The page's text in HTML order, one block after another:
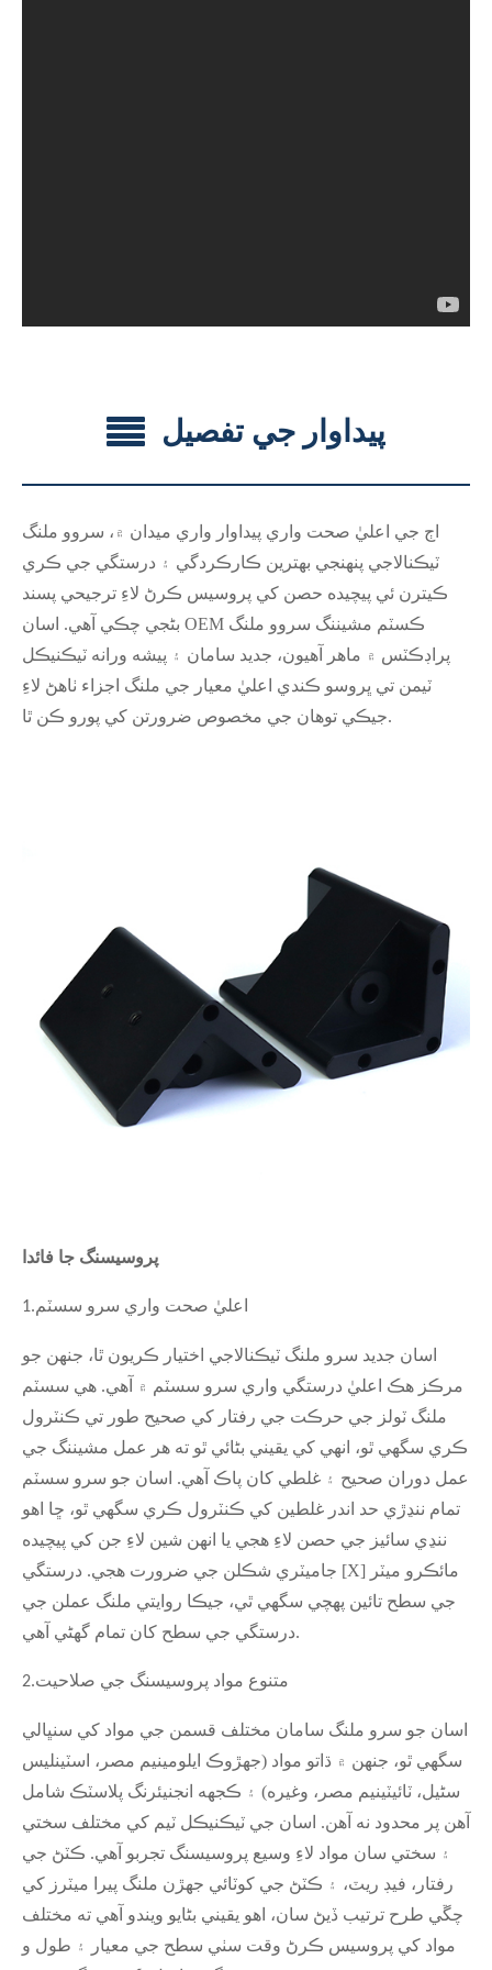
پيداوار جي تفصيل
اڄ جي اعليٰ صحت واري پيداوار واري ميدان ۾، سروو ملنگ
ٽيڪنالاجي پنهنجي بهترين ڪارڪردگي ۽ درستگي جي ڪري
ڪيترن ئي پيچيده حصن کي پروسيس ڪرڻ لاءِ ترجيحي پسند
بڻجي چڪي آهي. اسان OEM ڪسٽم مشيننگ سروو ملنگ
پراڊڪٽس ۾ ماهر آهيون، جديد سامان ۽ پيشه ورانه ٽيڪنيڪل
ٽيمن تي ڀروسو ڪندي اعليٰ معيار جي ملنگ اجزاء ٺاهڻ لاءِ
جيڪي توهان جي مخصوص ضرورتن کي پورو ڪن ٿا.
پروسيسنگ جا فائدا
1.اعليٰ صحت واري سرو سسٽم
اسان جديد سرو ملنگ ٽيڪنالاجي اختيار ڪريون ٿا، جنهن جو
مرڪز هڪ اعليٰ درستگي واري سرو سسٽم ۾ آهي. هي سسٽم
ملنگ ٽولز جي حرڪت جي رفتار کي صحيح طور تي ڪنٽرول
ڪري سگهي ٿو، انهي کي يقيني بڻائي ٿو ته هر عمل مشيننگ جي
عمل دوران صحيح ۽ غلطي کان پاڪ آهي. اسان جو سرو سسٽم
تمام ننڍڙي حد اندر غلطين کي ڪنٽرول ڪري سگهي ٿو، ڇا اهو
ننڍي سائيز جي حصن لاءِ هجي يا انهن شين لاءِ جن کي پيچيده
جاميٽري شڪلن جي ضرورت هجي. درستگي [X] مائڪرو ميٽر
جي سطح تائين پهچي سگهي ٿي، جيڪا روايتي ملنگ عملن جي
درستگي جي سطح کان تمام گهڻي آهي.
2.متنوع مواد پروسيسنگ جي صلاحيت
اسان جو سرو ملنگ سامان مختلف قسمن جي مواد کي سنڀالي
سگھي ٿو، جنهن ۾ ڌاتو مواد (جهڙوڪ ايلومينيم مصر، اسٽينلیس
سٹیل، ٽائيٽينيم مصر، وغيره) ۽ ڪجهه انجنيئرنگ پلاسٽڪ شامل
آهن پر محدود نه آهن. اسان جي ٽيڪنيڪل ٽيم کي مختلف سختي
۽ سختي سان مواد لاءِ وسيع پروسيسنگ تجربو آهي. ڪٽڻ جي
رفتار، فيڊ ريٽ، ۽ ڪٽڻ جي کوٽائي جهڙن ملنگ پيرا ميٽرز کي
چڱي طرح ترتيب ڏيڻ سان، اهو يقيني بڻايو ويندو آهي ته مختلف
مواد کي پروسيس ڪرڻ وقت سٺي سطح جي معيار ۽ طول و